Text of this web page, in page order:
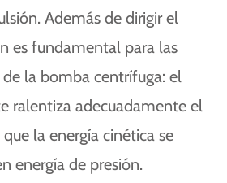
Además de dirigir el
es fundamental para las
de la bomba centrífuga: el
ralentiza adecuadamente el
la energía cinética se
energía de presión.